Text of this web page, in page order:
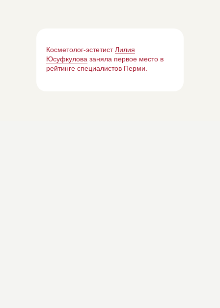
Косметолог-эстетистЛилия
Юсуфкулова заняла первое место в
рейтинге специалистов Перми.